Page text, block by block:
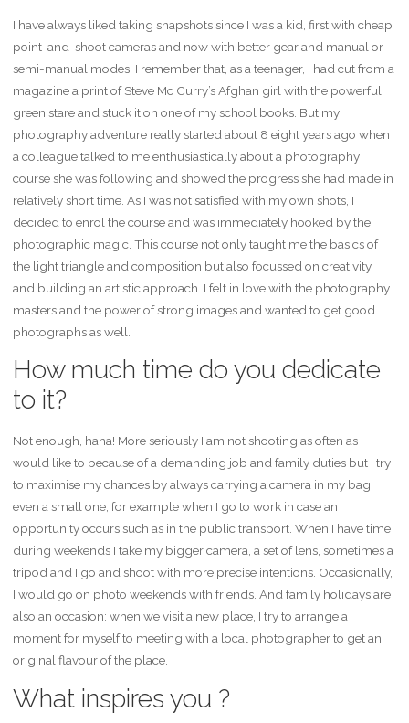
I have always liked taking snapshots since I was a kid, first with cheap
point-and-shoot cameras and now with better gear and manual or
semi-manual modes. I remember that, as a teenager, I had cut from a
magazine a print of Steve Mc Curry’s Afghan girl with the powerful
green stare and stuck it on one of my school books. But my
photography adventure really started about 8 eight years ago when
a colleague talked to me enthusiastically about a photography
course she was following and showed the progress she had made in
relatively short time. As I was not satisfied with my own shots, I
decided to enrol the course and was immediately hooked by the
photographic magic. This course not only taught me the basics of
the light triangle and composition but also focussed on creativity
and building an artistic approach. I felt in love with the photography
masters and the power of strong images and wanted to get good
photographs as well.
How much time do you dedicate
to it?
Not enough, haha! More seriously I am not shooting as often as I
would like to because of a demanding job and family duties but I try
to maximise my chances by always carrying a camera in my bag,
even a small one, for example when I go to work in case an
opportunity occurs such as in the public transport. When I have time
during weekends I take my bigger camera, a set of lens, sometimes a
tripod and I go and shoot with more precise intentions. Occasionally,
I would go on photo weekends with friends. And family holidays are
also an occasion: when we visit a new place, I try to arrange a
moment for myself to meeting with a local photographer to get an
original flavour of the place.
What inspires you ?